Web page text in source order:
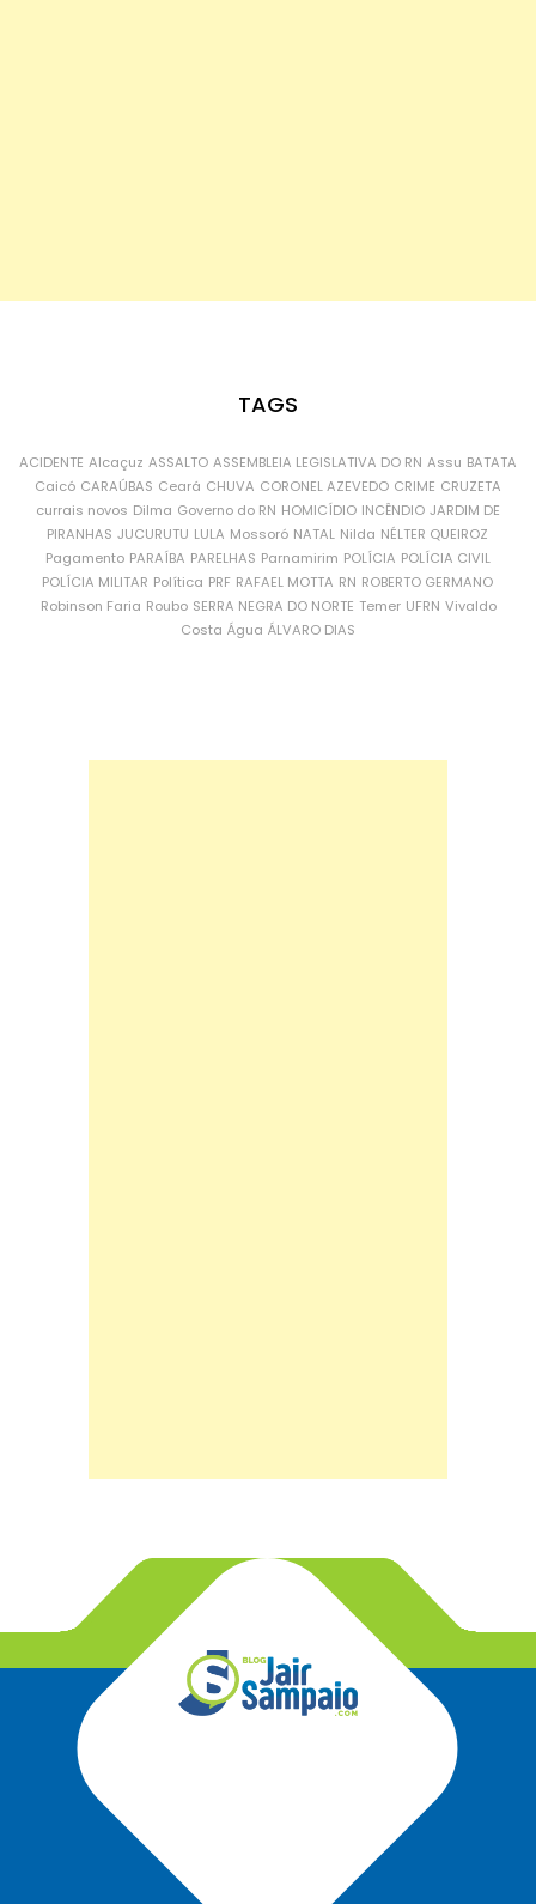
TAGS
ACIDENTE Alcaçuz ASSALTO ASSEMBLEIA LEGISLATIVA DO RN Assu BATATA
Caicó CARAÚBAS Ceará CHUVA CORONEL AZEVEDO CRIME CRUZETA
currais novos Dilma Governo do RN HOMICÍDIO INCÊNDIO JARDIM DE
PIRANHAS JUCURUTU LULA Mossoró NATAL Nilda NÉLTER QUEIROZ
Pagamento PARAÍBA PARELHAS Parnamirim POLÍCIA POLÍCIA CIVIL
POLÍCIA MILITAR Política PRF RAFAEL MOTTA RN ROBERTO GERMANO
Robinson Faria Roubo SERRA NEGRA DO NORTE Temer UFRN Vivaldo
Costa Água ÁLVARO DIAS